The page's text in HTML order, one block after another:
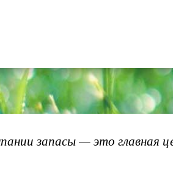
запасы — это главная